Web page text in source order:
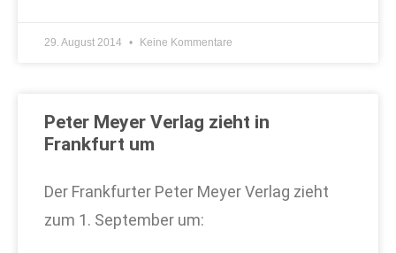
29. August 2014 Keine Kommentare
Peter Meyer Verlag zieht in
Frankfurt um
Der Frankfurter Peter Meyer Verlag zieht
zum 1. September um: